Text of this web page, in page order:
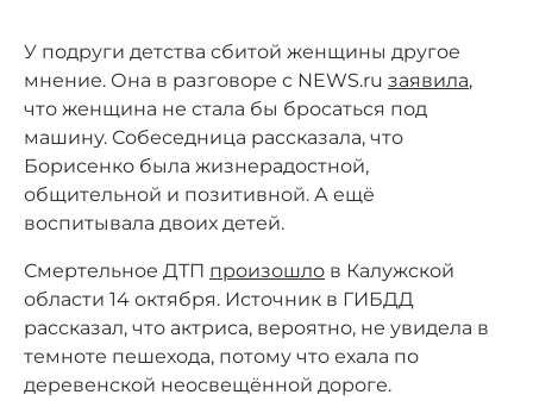
У подруги детства сбитой женщины другое
мнение. Она в разговоре с NEWS.ru заявила,
что женщина не стала бы бросаться под
машину. Собеседница рассказала, что
Борисенко была жизнерадостной,
общительной и позитивной. А ещё
воспитывала двоих детей.
Смертельное ДТП произошло в Калужской
области 14 октября. Источник в ГИБДД
рассказал, что актриса, вероятно, не увидела в
темноте пешехода, потому что ехала по
деревенской неосвещённой дороге.